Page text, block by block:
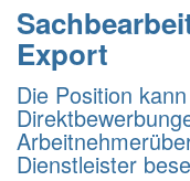
Export
Die Position
Dienstleister